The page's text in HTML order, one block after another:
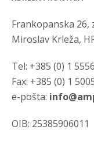
Frankopanska
Miroslav Krleža,
Tel: +385 (0) 1
Fax: +385 (0) 1
e-pošta:
OIB: 25385906011